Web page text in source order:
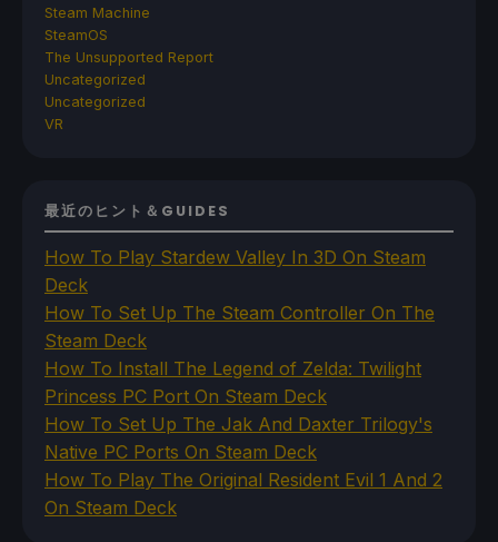
Steam Machine
SteamOS
The Unsupported Report
Uncategorized
Uncategorized
VR
最近のヒント＆GUIDES
How To Play Stardew Valley In 3D On Steam
Deck
How To Set Up The Steam Controller On The
Steam Deck
How To Install The Legend of Zelda: Twilight
Princess PC Port On Steam Deck
How To Set Up The Jak And Daxter Trilogy's
Native PC Ports On Steam Deck
How To Play The Original Resident Evil 1 And 2
On Steam Deck